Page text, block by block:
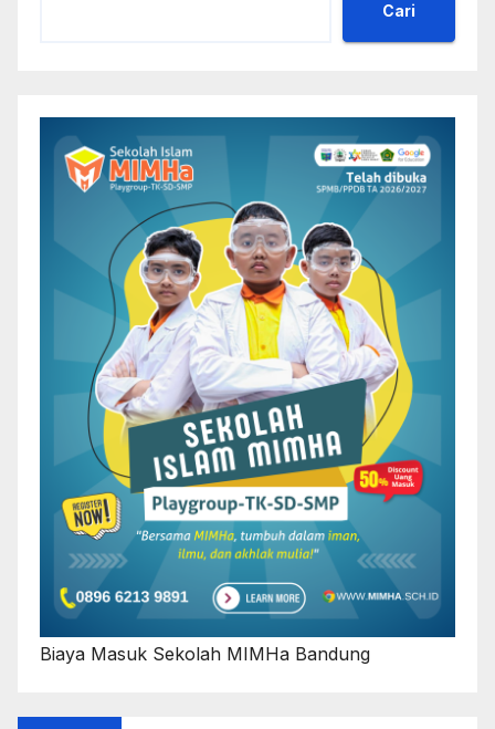
Cari
Biaya Masuk Sekolah MIMHa Bandung